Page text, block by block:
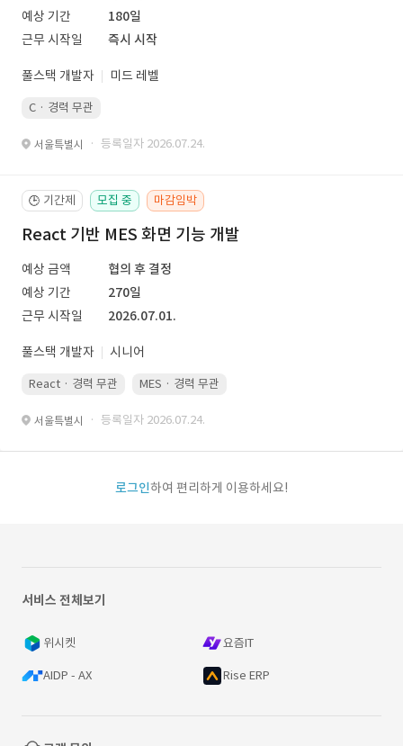
예상 기간
180일
근무 시작일
즉시 시작
풀스택 개발자 미드 레벨
C · 경력 무관
서울특별시 · 등록일자 2026.07.24.
🕒 기간제 모집 중 마감임박
React 기반 MES 화면 기능 개발
예상 금액
협의 후 결정
예상 기간
270일
근무 시작일
2026.07.01.
풀스택 개발자 시니어
React · 경력 무관 MES · 경력 무관
서울특별시 · 등록일자 2026.07.24.
로그인하여 편리하게 이용하세요!
서비스 전체보기
위시켓 요즘IT
AIDP - AX Rise ERP